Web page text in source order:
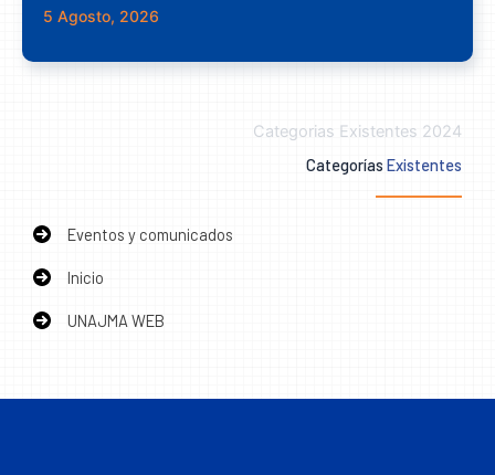
5 Agosto, 2026
Categorias Existentes 2024
Categorías Existentes
Eventos y comunicados
Inicio
UNAJMA WEB